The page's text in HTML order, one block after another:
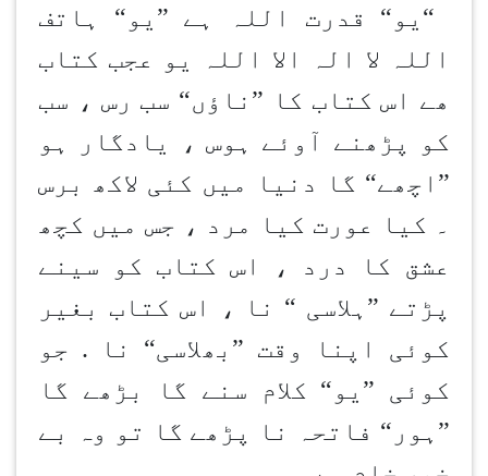
“ یو“ قدرت اللہ ہے ”یو“ ہاتف
اللہ لا الہ الا اللہ یو عجب کتاب
ھے اس کتاب کا ”ناؤں“ سب رس ، سب
کو پڑھنے آوئے ہوس ، یادگار ہو
”اچھے“ گا دنیا میں کئی لاکھ برس
۔ کیا عورت کیا مرد ، جس میں کچھ
عشق کا درد ، اس کتاب کو سینے
پڑتے ”ہلاسی “ نا ، اس کتاب بغیر
کوئی اپنا وقت ”بھلاسی“ نا . جو
کوئی ”یو“ کلام سنے گا بڑھے گا
”ہور“ فاتحہ نا پڑھے گا تو وہ بے